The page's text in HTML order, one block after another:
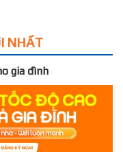
NHẤT
gia đình